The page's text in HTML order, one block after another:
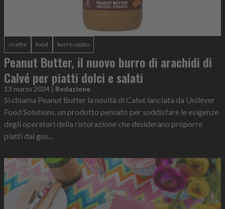
ricette food burro salato
Peanut Butter, il nuovo burro di arachidi di
Calvé per piatti dolci e salati
13 marzo 2024 | Redazione
Si chiama Peanut Butter la novità di Calvé lanciata da Unilever
Food Solutions, un prodotto pensato per soddisfare le esigenze
degli operatori della ristorazione che desiderano proporre
piatti dal gus...